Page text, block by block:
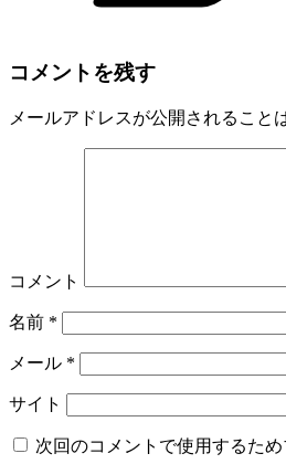
コメントを残す
メールアドレスが公開されること
コメント
名前 *
メール *
サイト
次回のコメントで使用するた